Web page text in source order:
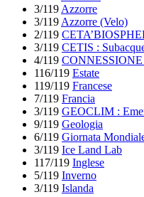
3/119 Azzorre
3/119 Azzorre (Velo)
2/119
3/119 CETIS :
4/119
116/119 Estate
119/119 Francese
7/119 Francia
3/119 GEOCLIM :
9/119 Geologia
6/119 Giornata
3/119 Ice Land Lab
117/119 Inglese
5/119 Inverno
3/119 Islanda